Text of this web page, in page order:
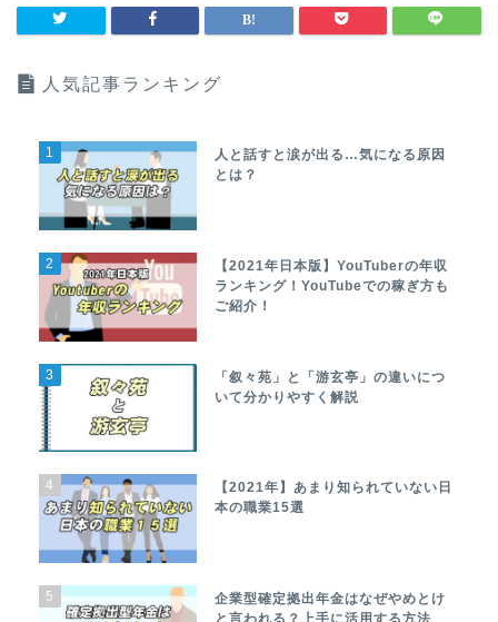
人気記事ランキング
1
人と話すと涙が出る…気になる原因
とは？
2
【2021年日本版】YouTuberの年収
ランキング！YouTubeでの稼ぎ方も
ご紹介！
3
「叙々苑」と「游玄亭」の違いにつ
いて分かりやすく解説
4
【2021年】あまり知られていない日
本の職業15選
5
企業型確定拠出年金はなぜやめとけ
と言われる？上手に活用する方法